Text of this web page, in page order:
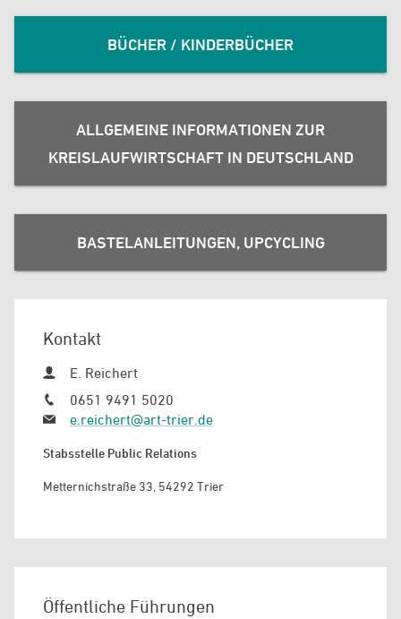
BÜCHER / KINDERBÜCHER
ALLGEMEINE INFORMATIONEN ZUR
KREISLAUFWIRTSCHAFT IN DEUTSCHLAND
BASTELANLEITUNGEN, UPCYCLING
Kontakt
E. Reichert
0651 9491 5020
e.reichert@art-trier.de
Stabsstelle Public Relations
Metternichstraße 33, 54292 Trier
Öffentliche Führungen